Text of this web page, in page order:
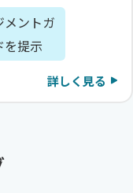
メントガ
を提示
詳しく見る